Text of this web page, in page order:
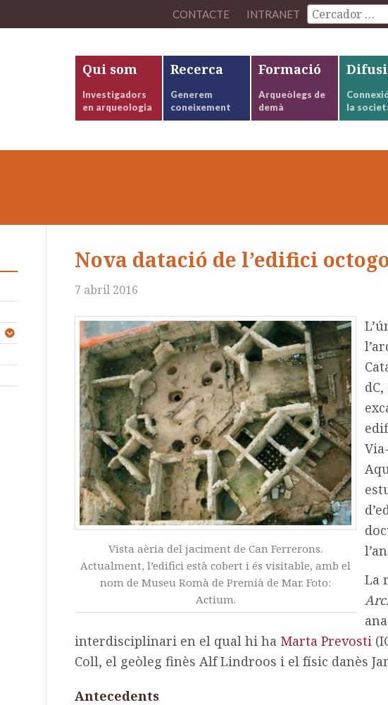
CONTACTE INTRANET
Qui som
Investigadors
en arqueologia
Recerca
Generem
coneixement
Formació
Arqueòlegs de
demà
la
Nova datació de l’edifici
7 abril 2016
Vista aèria del jaciment de Can Ferrerons.
Actualment, l’edifici està cobert i és visitable, amb el
nom de Museu Romà de Premià de Mar. Foto:
Actium.
La
interdisciplinari en el qual hi ha Marta Prevosti
Coll, el geòleg finès Alf Lindroos i el físic danès
Antecedents